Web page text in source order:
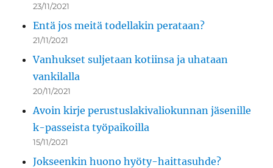
23/11/2021
Entä jos meitä todellakin perataan?
21/11/2021
Vanhukset suljetaan kotiinsa ja uhataan
vankilalla
20/11/2021
Avoin kirje perustuslakivaliokunnan jäsenille
k-passeista työpaikoilla
15/11/2021
Jokseenkin huono hyöty-haittasuhde?